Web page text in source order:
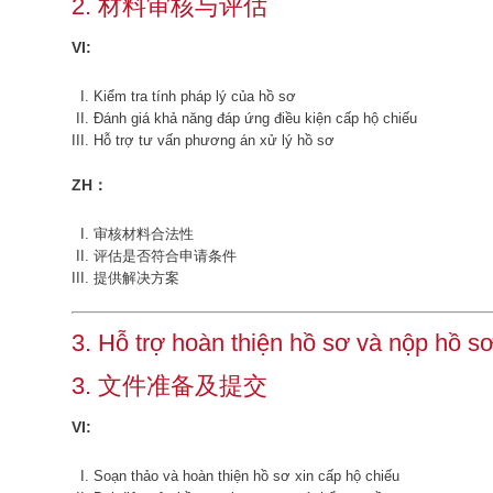
2. 材料审核与评估
VI:
Kiểm tra tính pháp lý của hồ sơ
Đánh giá khả năng đáp ứng điều kiện cấp hộ chiếu
Hỗ trợ tư vấn phương án xử lý hồ sơ
ZH：
审核材料合法性
评估是否符合申请条件
提供解决方案
3. Hỗ trợ hoàn thiện hồ sơ và nộp hồ
3. 文件准备及提交
VI:
Soạn thảo và hoàn thiện hồ sơ xin cấp hộ chiếu